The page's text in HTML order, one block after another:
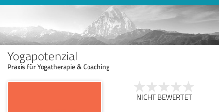
Yogapotenzial
Praxis für Yogatherapie & Coaching
NICHT BEWERTET